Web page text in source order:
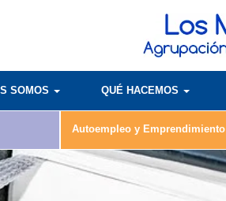
SOMOS QUÉ HACEMOS
Autoempleo y Emprendimiento